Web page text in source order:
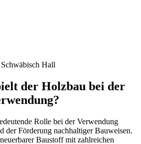
Hall
der Holzbau bei der
Rolle bei der Verwendung
der Förderung nachhaltiger Bauweisen.
Baustoff mit zahlreichen